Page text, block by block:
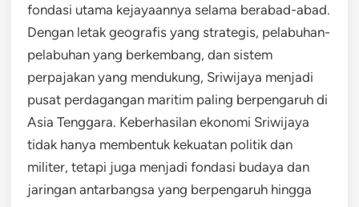
fondasi utama kejayaannya selama berabad-abad.
Dengan letak geografis yang strategis, pelabuhan-
pelabuhan yang berkembang, dan sistem
perpajakan yang mendukung, Sriwijaya menjadi
pusat perdagangan maritim paling berpengaruh di
Asia Tenggara. Keberhasilan ekonomi Sriwijaya
tidak hanya membentuk kekuatan politik dan
militer, tetapi juga menjadi fondasi budaya dan
jaringan antarbangsa yang berpengaruh hingga